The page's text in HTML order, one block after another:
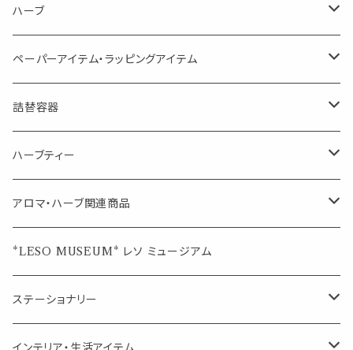
体感-4℃ !? 薄荷をブレンドしたアロマスプレー
AroMachi アロマチ 町の香り
Mask&Pillow Aroma
シングル
ブレンド
キャリアオイル
エッセンシャルオイル
ディフューザー
ハーブ
サシェ・香り袋
ハーブティー
シングル
ブレンド
キャンディー
ペーパーアイテム・ラッピングアイテム
シーリングワックス シール
ペーパークリップ
ウェルカムボード・装飾
席札クリップ
プチギフト
詰替容器
ロールオンボトル
スプレーボトル
スポイトボトル
精油用ボトル
ポンプ式ボトル
ハーブティー
ブレンド
ジュエル オブ ビューティー
美人さんのハーブティー
シングル
アロマ・ハーブ関連商品
エッセンシャルオイル
シングル
ブレンド
クラフト器材・道具
キャリアオイル・ワックス
お香・サシェ・キャンドル
*LESO MUSEUM* レソ ミュージアム
ステーショナリー
デザインクリップ